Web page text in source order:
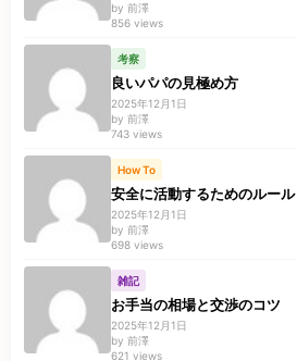
by 前澤
856 views
考察
良いパパの見極め方
2025年12月1日
by 前澤
743 views
How To
安全に活動するためのルール
2025年12月1日
by 前澤
698 views
雑記
お手当の相場と交渉のコツ
2025年12月1日
by 前澤
621 views